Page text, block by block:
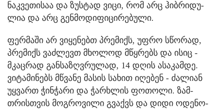
ნაკ­ვე­თი­საა და ზუს­ტად ვიცი, რომ არც ჰიბ­რი­დუ­
ლია და არც გენ­მო­დი­ფი­ცი­რე­ბუ­ლი.
ფერ­მა­ში არ ვი­ყე­ნებთ პრე­მიქს, უფრო სწო­რად,
პრე­მიქს ვაძ­ლევთ მხო­ლოდ მწყრებს და ისიც -
მკაც­რად გან­სა­ზღვრუ­ლად, 14 დღის ასა­კამ­დე.
ვი­ტა­მი­ნებს მწვა­ნე მა­სის სა­ხით იღე­ბენ - ძა­ლი­ან
უყ­ვართ ჭინ­ჭა­რი და ჭარხლის ფო­თო­ლი. ზამ­
თრის­თვის მოგ­რო­ვი­ლი გვაქვს და დიდი ოდე­ნო­